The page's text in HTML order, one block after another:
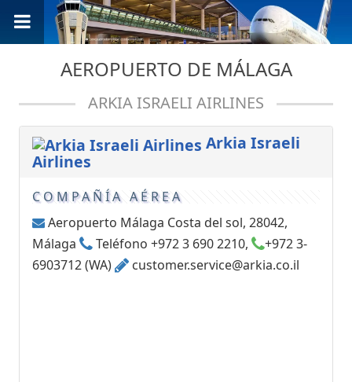
AEROPUERTO DE MÁLAGA
ARKIA ISRAELI AIRLINES
Arkia Israeli
Airlines
COMPAÑÍA AÉREA
Aeropuerto Málaga Costa del sol, 28042,
Málaga
Teléfono +972 3 690 2210,
+972 3-
6903712 (WA)
customer.service@arkia.co.il